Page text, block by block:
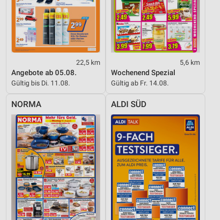
22,5 km
Angebote ab 05.08.
Gültig bis Di. 11.08.
5,6 km
Wochenend Spezial
Gültig ab Fr. 14.08.
NORMA ALDI SÜD
Verwendung reduzierter Daten zur Auswahl von
Inhalten
IAB-Besonderheiten:
Verwendung genauer Standortdaten
Geräte anhand von aktiv angeforderten
Informationen identifizieren
Performance
Funktional
Werbung